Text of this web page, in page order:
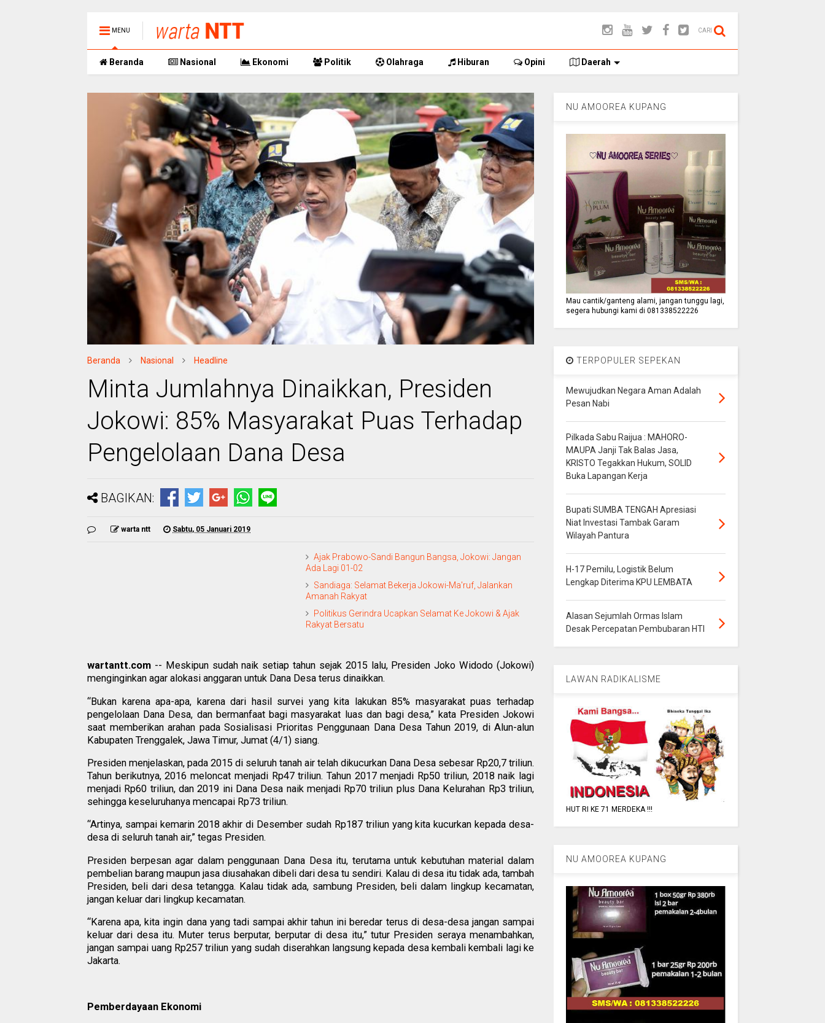
MENU CARI
Beranda Nasional Ekonomi Politik Olahraga Hiburan Opini Daerah
Beranda Nasional Headline
Minta Jumlahnya Dinaikkan, Presiden
Jokowi: 85% Masyarakat Puas Terhadap
Pengelolaan Dana Desa
BAGIKAN:
warta ntt Sabtu, 05 Januari 2019
Ajak Prabowo-Sandi Bangun Bangsa, Jokowi: Jangan
Ada Lagi 01-02
Sandiaga: Selamat Bekerja Jokowi-Ma'ruf, Jalankan
Amanah Rakyat
Politikus Gerindra Ucapkan Selamat Ke Jokowi & Ajak
Rakyat Bersatu
wartantt.com -- Meskipun sudah naik setiap tahun sejak 2015 lalu, Presiden Joko Widodo (Jokowi)
menginginkan agar alokasi anggaran untuk Dana Desa terus dinaikkan.
“Bukan karena apa-apa, karena dari hasil survei yang kita lakukan 85% masyarakat puas terhadap
pengelolaan Dana Desa, dan bermanfaat bagi masyarakat luas dan bagi desa,” kata Presiden Jokowi
saat memberikan arahan pada Sosialisasi Prioritas Penggunaan Dana Desa Tahun 2019, di Alun-alun
Kabupaten Trenggalek, Jawa Timur, Jumat (4/1) siang.
Presiden menjelaskan, pada 2015 di seluruh tanah air telah dikucurkan Dana Desa sebesar Rp20,7 triliun.
Tahun berikutnya, 2016 meloncat menjadi Rp47 triliun. Tahun 2017 menjadi Rp50 triliun, 2018 naik lagi
menjadi Rp60 triliun, dan 2019 ini Dana Desa naik menjadi Rp70 triliun plus Dana Kelurahan Rp3 triliun,
sehingga keseluruhanya mencapai Rp73 triliun.
“Artinya, sampai kemarin 2018 akhir di Desember sudah Rp187 triliun yang kita kucurkan kepada desa-
desa di seluruh tanah air,” tegas Presiden.
Presiden berpesan agar dalam penggunaan Dana Desa itu, terutama untuk kebutuhan material dalam
pembelian barang maupun jasa diusahakan dibeli dari desa tu sendiri. Kalau di desa itu tidak ada, tambah
Presiden, beli dari desa tetangga. Kalau tidak ada, sambung Presiden, beli dalam lingkup kecamatan,
jangan keluar dari lingkup kecamatan.
“Karena apa, kita ingin dana yang tadi sampai akhir tahun ini beredar terus di desa-desa jangan sampai
keluar dari desa itu. Muter terus berputar, berputar di desa itu,” tutur Presiden seraya menambahkan,
jangan sampai uang Rp257 triliun yang sudah diserahkan langsung kepada desa kembali kembali lagi ke
Jakarta.
Pemberdayaan Ekonomi
NU AMOOREA KUPANG
Mau cantik/ganteng alami, jangan tunggu lagi,
segera hubungi kami di 081338522226
TERPOPULER SEPEKAN
Mewujudkan Negara Aman Adalah
Pesan Nabi
Pilkada Sabu Raijua : MAHORO-
MAUPA Janji Tak Balas Jasa,
KRISTO Tegakkan Hukum, SOLID
Buka Lapangan Kerja
Bupati SUMBA TENGAH Apresiasi
Niat Investasi Tambak Garam
Wilayah Pantura
H-17 Pemilu, Logistik Belum
Lengkap Diterima KPU LEMBATA
Alasan Sejumlah Ormas Islam
Desak Percepatan Pembubaran HTI
LAWAN RADIKALISME
HUT RI KE 71 MERDEKA !!!
NU AMOOREA KUPANG